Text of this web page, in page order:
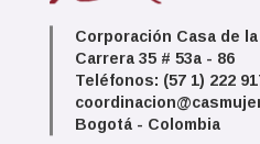
Corporación Casa de
Carrera 35 # 53a - 86
Teléfonos: (57 1) 222
Bogotá - Colombia